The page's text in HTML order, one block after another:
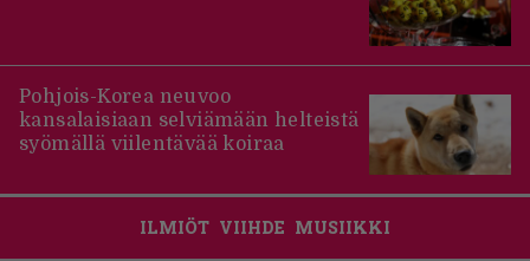
Pohjois-Korea neuvoo
kansalaisiaan selviämään helteistä
syömällä viilentävää koiraa
ILMIÖT VIIHDE MUSIIKKI